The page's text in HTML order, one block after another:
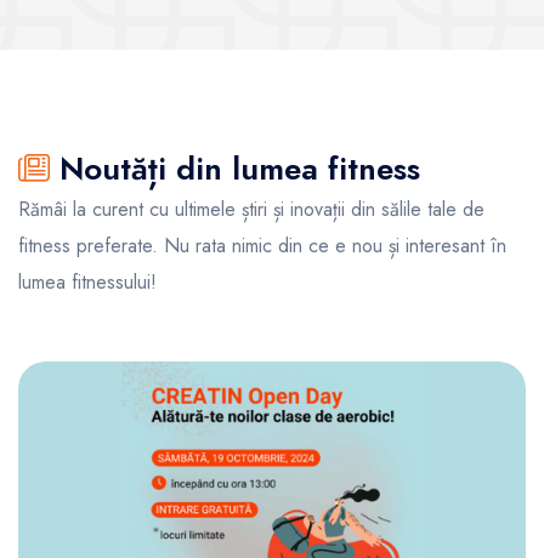
Noutăți din lumea fitness
Rămâi la curent cu ultimele știri și inovații din sălile tale de
fitness preferate. Nu rata nimic din ce e nou și interesant în
lumea fitnessului!